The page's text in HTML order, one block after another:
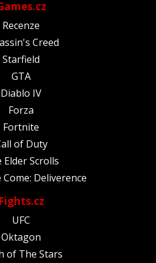
Recenze
Creed
Starfield
GTA
Diablo IV
Forza
Fortnite
of Duty
Elder Scrolls
Deliverence
Fights.cz
UFC
Oktagon
of The Stars